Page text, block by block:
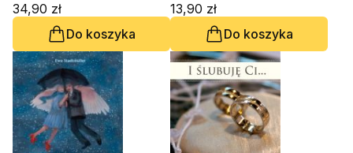
34,90 zł
Do koszyka
13,90 zł
Do koszyka